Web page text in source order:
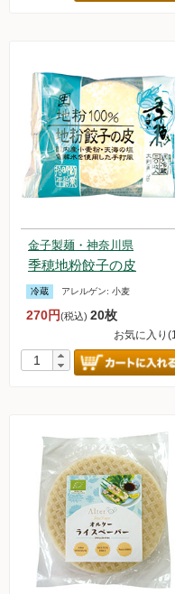
金子製麺・神奈川県
季穂地粉餃子の皮
冷蔵 アレルゲン: 小麦
270円(税込) 20枚
お気に入り